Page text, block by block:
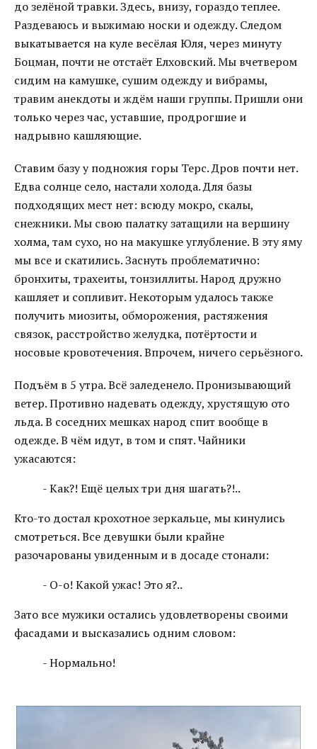
до зелёной травки. Здесь, внизу, гораздо теплее.
Раздеваюсь и выжимаю носки и одежду. Следом
выкатывается на куле весёлая Юля, через минуту
Боцман, почти не отстаёт Елховский. Мы вчетвером
сидим на камушке, сушим одежду и вибрамы,
травим анекдоты и ждём наши группы. Пришли они
только через час, уставшие, продрогшие и
надрывно кашляющие.
Ставим базу у подножия горы Терс. Дров почти нет.
Едва солнце село, настали холода. Для базы
подходящих мест нет: всюду мокро, скалы,
снежники. Мы свою палатку затащили на вершину
холма, там сухо, но на макушке углубление. В эту яму
мы все и скатились. Заснуть проблематично:
бронхиты, трахеиты, тонзиллиты. Народ дружно
кашляет и сопливит. Некоторым удалось также
получить миозиты, обморожения, растяжения
связок, расстройство желудка, потёртости и
носовые кровотечения. Впрочем, ничего серьёзного.
Подъём в 5 утра. Всё заледенело. Пронизывающий
ветер. Противно надевать одежду, хрустящую ото
льда. В соседних мешках народ спит вообще в
одежде. В чём идут, в том и спят. Чайники
ужасаются:
- Как?! Ещё целых три дня шагать?!..
Кто-то достал крохотное зеркальце, мы кинулись
смотреться. Все девушки были крайне
разочарованы увиденным и в досаде стонали:
- О-о! Какой ужас! Это я?..
Зато все мужики остались удовлетворены своими
фасадами и высказались одним словом:
- Нормально!